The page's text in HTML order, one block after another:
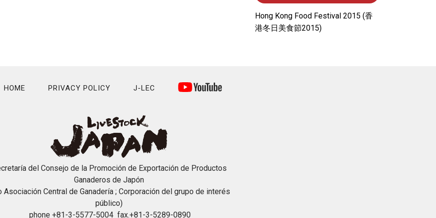
Hong Kong Food Festival 2015 (⾹
港冬⽇美⾷節2015)
HOME PRIVACY POLICY J-LEC
del Consejo de la Promoción de Exportación de Productos
Ganaderos de Japón
Asociación Central de Ganadería ; Corporación del grupo de interés
público)
phone +81-3-5577-5004 fax.+81-3-5289-0890